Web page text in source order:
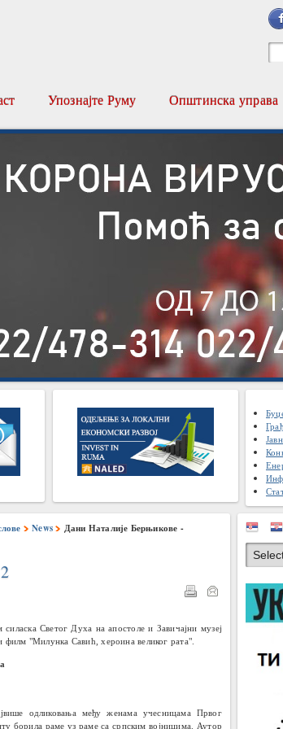
Упознајте Руму Општинска управа
News
Дани Наталије Берњикове -
Светог Духа на апостоле и Завичајни музеј
филм "Милунка Савић, хероина великог рата".
одликовања међу женама учесницама Првог
борила раме уз раме са српским војницима. Аутор